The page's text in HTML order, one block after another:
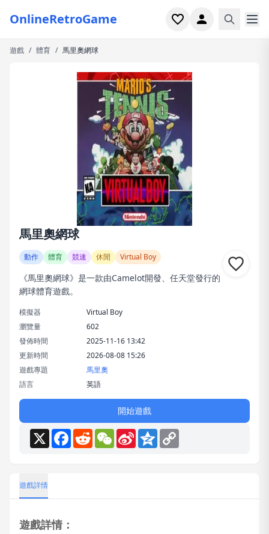
OnlineRetroGame
首頁
遊戲專題
最近玩過
遊戲 / 體育 / 馬里奧網球
馬里奧網球
動作 體育 競速 休閒 Virtual Boy
《馬里奧網球》是一款由Camelot開發、任天堂發行的
網球體育遊戲。
模擬器
Virtual Boy
瀏覽量
602
發佈時間
2025-11-16 13:42
更新時間
2026-08-08 15:26
遊戲專題
馬里奧
語言
英語
開始遊戲
X Facebook
RedditWeChat
Sina
Weibo
Qzone
遊戲詳情
遊戲詳情：